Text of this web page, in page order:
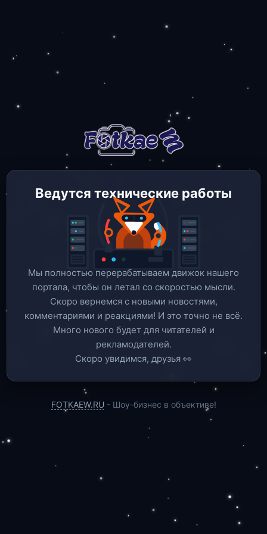
Ведутся технические работы
Мы полностью перерабатываем движок нашего
портала, чтобы он летал со скоростью мысли.
Скоро вернемся c новыми новостями,
комментариями и реакциями! И это точно не всё.
Много нового будет для читателей и
рекламодателей.
Скоро увидимся, друзья 👀
FOTKAEW.RU - Шоу-бизнес в объективе!